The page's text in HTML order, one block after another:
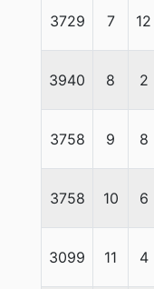
3729 7 12
3940 8 2
3758 9 8
3758 10 6
3099 11 4